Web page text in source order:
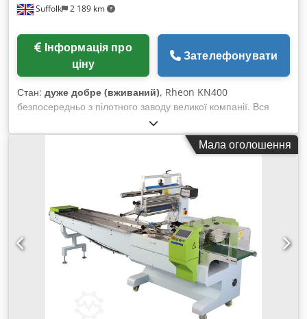
Suffolk 2 189 km
ціну
Зателефонувати
Стан: дуже добре (вживаний), Rheon KN400
безпосередньо з пілотного заводу великої компанії. Вся
інша техніка також доступна з цього пілотного заводу.
Dwedsx Ilq Dopfx Afnoa
Мала оголошення